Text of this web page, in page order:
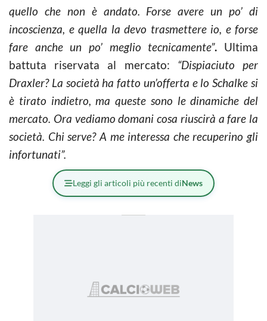
quello che non è andato. Forse avere un po’ di
incoscienza, e quella la devo trasmettere io, e forse
fare anche un po’ meglio tecnicamente”. Ultima
battuta riservata al mercato: “Dispiaciuto per
Draxler? La società ha fatto un’offerta e lo Schalke si
è tirato indietro, ma queste sono le dinamiche del
mercato. Ora vediamo domani cosa riuscirà a fare la
società. Chi serve? A me interessa che recuperino gli
infortunati”.
Leggi gli articoli più recenti diNews